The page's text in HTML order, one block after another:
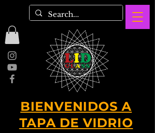
BIENVENIDOS A
TAPA DE VIDRIO